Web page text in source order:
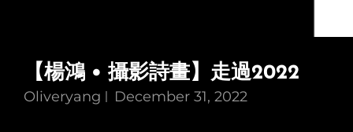
【楊鴻 • 攝影詩畫】走過2022
Oliveryang December 31, 2022